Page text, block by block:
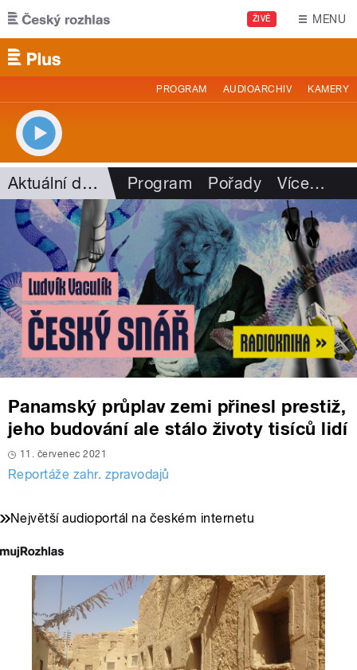
Přejít k hlavnímu obsahu
ŽIVĚ MENU
PROGRAM AUDIOARCHIV KAMERY
Aktuální dění Program Pořady Více…
Panamský průplav zemi přinesl prestiž,
jeho budování ale stálo životy tisíců lidí
11. červenec 2021
Reportáže zahr. zpravodajů
Největší audioportál na českém internetu